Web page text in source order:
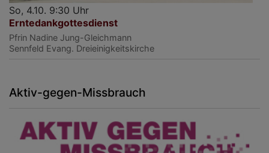
So, 4.10. 9:30 Uhr
Erntedankgottesdienst
Pfrin Nadine Jung-Gleichmann
Sennfeld Evang. Dreieinigkeitskirche
Aktiv-gegen-Missbrauch